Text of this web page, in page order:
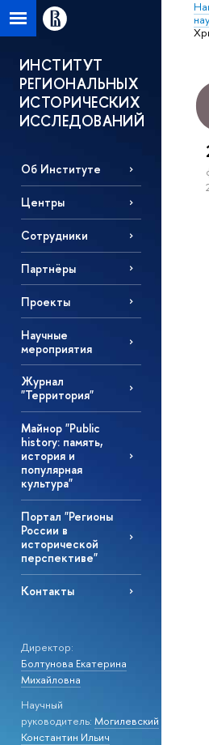
ИНСТИТУТ
РЕГИОНАЛЬНЫХ
ИСТОРИЧЕСКИХ
ИССЛЕДОВАНИЙ
Об Институте
Центры
Сотрудники
Партнёры
Проекты
Научные
мероприятия
Журнал
"Территория"
Майнор "Public
history: память,
история и
популярная
культура"
Портал "Регионы
России в
исторической
перспективе"
Контакты
Директор:
Болтунова Екатерина
Михайловна
Научный
руководитель: Могилевский
Константин Ильич